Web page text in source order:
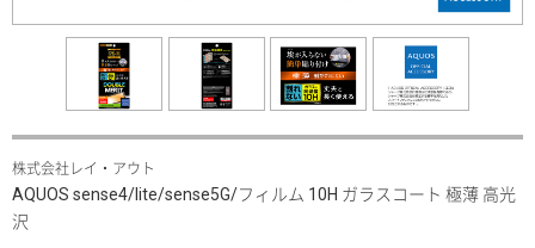
株式会社レイ・アウト
AQUOS sense4/lite/sense5G/フィルム 10H ガラスコート 極薄 高光
沢